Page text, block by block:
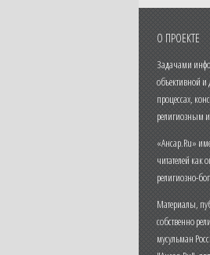
О ПРОЕКТЕ
Задачами
объективной и
процессах,
религиозным
«Ансар.Ru»
читателей как
религиозно-
Материалы,
собственно
мусульман